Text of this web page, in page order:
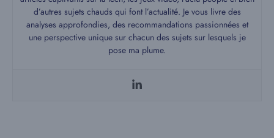
d’autres sujets chauds qui font l’actualité. Je vous livre des
analyses approfondies, des recommandations passionnées et
une perspective unique sur chacun des sujets sur lesquels je
pose ma plume.